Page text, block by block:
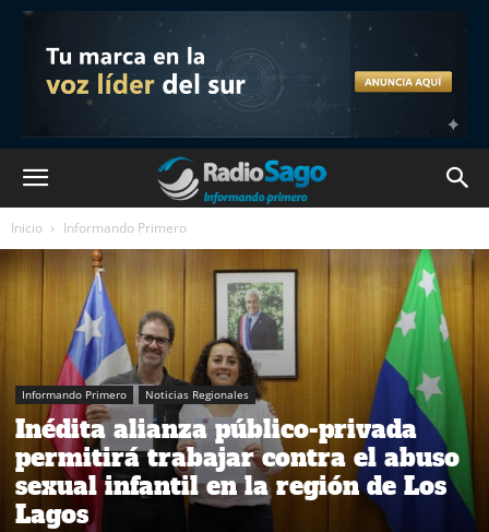
Inicio Informando Primero
Informando Primero Noticias Regionales
Inédita alianza público-privada
permitirá trabajar contra el abuso
sexual infantil en la región de Los
Lagos